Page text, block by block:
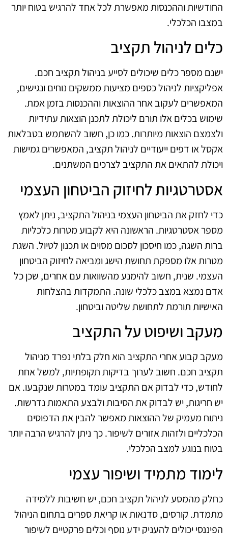
החודשיות וההכנסות מאפשרת לכל אחד להרגיש בטוח יותר
במצבו הכלכלי.
כלים לניהול תקציב
ישנם מספר כלים שיכולים לסייע בניהול תקציב חכם.
אפליקציות לניהול כספים מציעות ממשקים נוחים ונגישים,
המאפשרים לעקוב אחר ההוצאות וההכנסות בזמן אמת.
שימוש בכלים אלו תורם ליכולת לתכנן הוצאות עתידיות
ולצמצם הוצאות מיותרות. כמו כן, חשוב להשתמש בטבלאות
אקסל או דפים ייעודיים לניהול תקציב, המאפשרים גמישות
ויכולת להתאים את התקציב לצרכים המשתנים.
אסטרטגיות לחיזוק הביטחון העצמי
כדי לחזק את הביטחון העצמי בניהול התקציב, ניתן לאמץ
מספר אסטרטגיות. הראשונה היא לקבוע מטרות כלכליות
ברות השגה, כמו חיסכון לסכום מסוים או תכנון לטיול. השגת
מטרות אלו מספקת תחושת הישג ומביאה לחיזוק הביטחון
העצמי. שנית, חשוב להימנע מהשוואות עם אחרים, שכן כל
אדם נמצא במצב כלכלי שונה. התמקדות בהצלחות
האישיות תורמת לתחושת שליטה וביטחון.
מעקב ושיפוט על התקציב
מעקב קבוע אחרי התקציב הוא חלק בלתי נפרד מניהול
תקציב חכם. חשוב לערוך בדיקות תקופתיות, למשל אחת
לחודש, כדי לבדוק אם התקציב עומד במטרות שנקבעו. אם
יש חריגות, יש לבדוק את הסיבות ולבצע התאמות נדרשות.
ניתוח מעמיק של ההוצאות מאפשר להבין את הדפוסים
הכלכליים ולזהות אזורים לשיפור. כך ניתן להרגיש הרבה יותר
בטוח בנוגע למצב הכלכלי.
לימוד מתמיד ושיפור עצמי
כחלק מהמסע לניהול תקציב חכם, יש חשיבות ללמידה
מתמדת. קורסים, סדנאות או קריאת ספרים בתחום הניהול
הפיננסי יכולים להעניק ידע נוסף וכלים פרקטיים לשיפור